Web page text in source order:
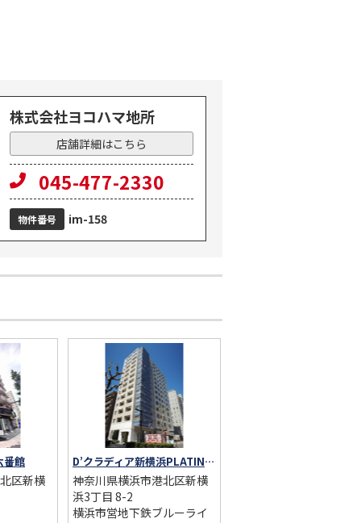
ョン
株式会社ヨコハマ地所
店舗詳細はこちら
045-477-2330
物件番号 im-158
番館
区新横
D’クラディア新横浜PLATINUM SOLID
神奈川県横浜市港北区新横
浜3丁目 8-2
横浜市営地下鉄ブルーライ